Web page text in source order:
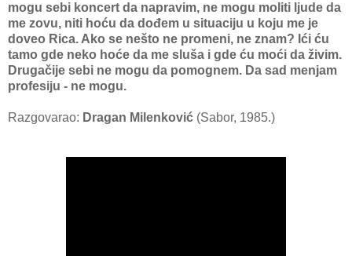
mogu sebi koncert da napravim, ne mogu moliti ljude da
me zovu, niti hoću da dođem u situaciju u koju me je
doveo Rica. Ako se nešto ne promeni, ne znam? Ići ću
tamo gde neko hoće da me sluša i gde ću moći da živim.
Drugačije sebi ne mogu da pomognem. Da sad menjam
profesiju - ne mogu.
Razgovarao: Dragan Milenković (Sabor, 1985.)